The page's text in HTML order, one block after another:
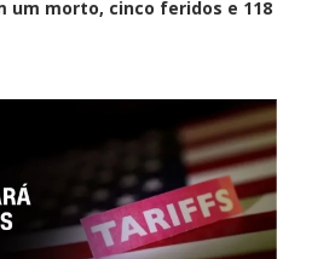
um morto, cinco feridos e 118